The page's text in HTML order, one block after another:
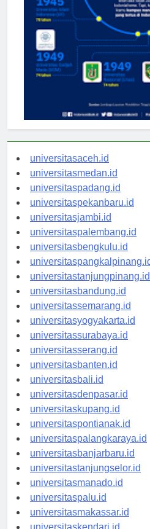
universitasaceh.id
universitasmedan.id
universitaspadang.id
universitaspekanbaru.id
universitasjambi.id
universitaspalembang.id
universitasbengkulu.id
universitaspangkalpinang.id
universitastanjungpinang.id
universitasbandung.id
universitassemarang.id
universitasyogyakarta.id
universitassurabaya.id
universitasserang.id
universitasbanten.id
universitasbali.id
universitasdenpasar.id
universitaskupang.id
universitaspontianak.id
universitaspalangkaraya.id
universitasbanjarbaru.id
universitastanjungselor.id
universitasmanado.id
universitaspalu.id
universitasmakassar.id